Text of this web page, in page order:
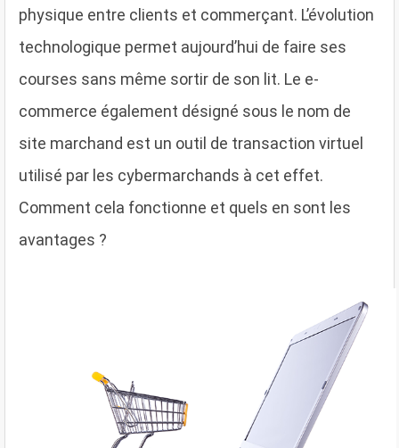
physique entre clients et commerçant. L’évolution
technologique permet aujourd’hui de faire ses
courses sans même sortir de son lit. Le e-
commerce également désigné sous le nom de
site marchand est un outil de transaction virtuel
utilisé par les cybermarchands à cet effet.
Comment cela fonctionne et quels en sont les
avantages ?